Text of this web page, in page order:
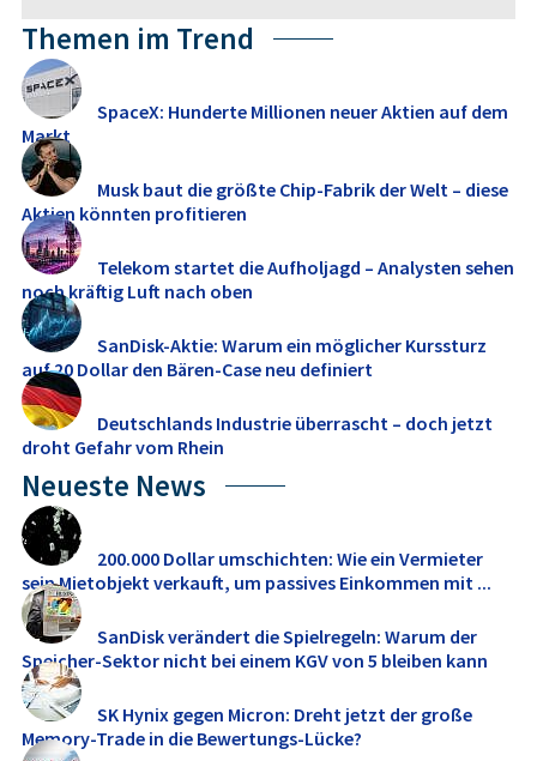
Themen im Trend
SpaceX: Hunderte Millionen neuer Aktien auf dem
Markt
Musk baut die größte Chip-Fabrik der Welt – diese
Aktien könnten profitieren
Telekom startet die Aufholjagd – Analysten sehen
noch kräftig Luft nach oben
SanDisk-Aktie: Warum ein möglicher Kurssturz
auf 20 Dollar den Bären-Case neu definiert
Deutschlands Industrie überrascht – doch jetzt
droht Gefahr vom Rhein
Neueste News
200.000 Dollar umschichten: Wie ein Vermieter
sein Mietobjekt verkauft, um passives Einkommen mit ...
SanDisk verändert die Spielregeln: Warum der
Speicher-Sektor nicht bei einem KGV von 5 bleiben kann
SK Hynix gegen Micron: Dreht jetzt der große
Memory‑Trade in die Bewertungs-Lücke?